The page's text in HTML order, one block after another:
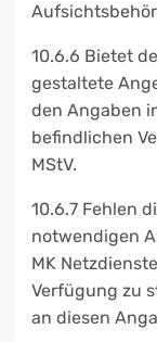
10.6.6 Bietet
gestaltete
den Angaben
befindlichen
MStV.
10.6.7 Fehlen
notwendigen
MK
Verfügung zu
an diesen